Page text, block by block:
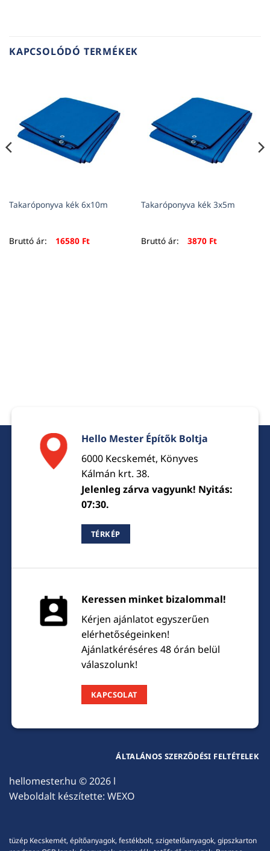
KAPCSOLÓDÓ TERMÉKEK
Takaróponyva kék 6x10m
Bruttó ár: 16580 Ft
Takaróponyva kék 3x5m
Bruttó ár: 3870 Ft
Hello Mester Építők Boltja
6000 Kecskemét, Könyves
Kálmán krt. 38.
Jelenleg zárva vagyunk! Nyitás:
07:30.
TÉRKÉP
Keressen minket bizalommal!
Kérjen ajánlatot egyszerűen
elérhetőségeinken!
Ajánlatkéréséres 48 órán belül
válaszolunk!
KAPCSOLAT
hellomester.hu © 2026 l
Weboldalt készítette: WEXO
ÁLTALÁNOS SZERZŐDÉSI FELTÉTELEK
tüzép Kecskemét, építőanyagok, festékbolt, szigetelőanyagok, gipszkarton